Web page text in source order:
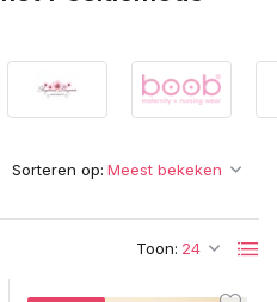
Toon:
Sorteren op: